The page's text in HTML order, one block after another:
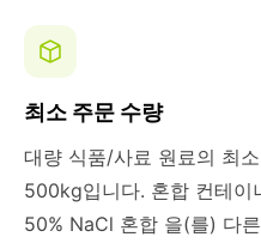
최소 주문 수량
대량 식품/사료 원료의 최
500kg입니다. 혼합 컨테이
50% NaCl 혼합 을(를) 다